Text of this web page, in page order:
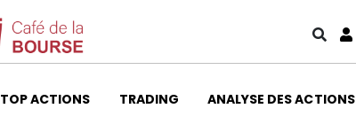
TOP ACTIONS TRADING ANALYSE DES ACTIONS